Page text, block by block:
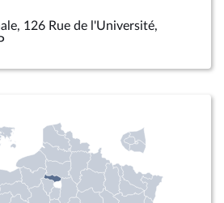
126 Rue de l'Université,